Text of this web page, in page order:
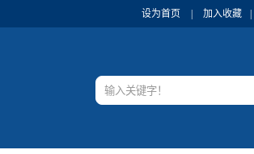
设为首页 加入收藏